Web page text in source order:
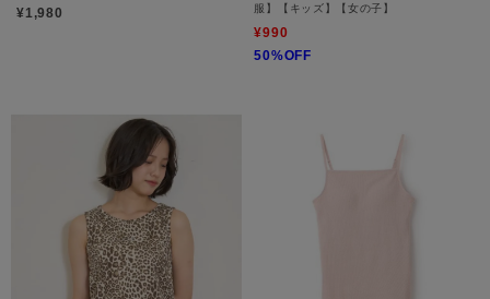
¥1,980
服】【キッズ】【女の子】
¥990
50%OFF